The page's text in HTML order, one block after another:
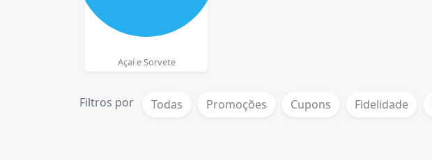
Açaí e Sorvete
Filtros por Todas Promoções Cupons Fidelidade